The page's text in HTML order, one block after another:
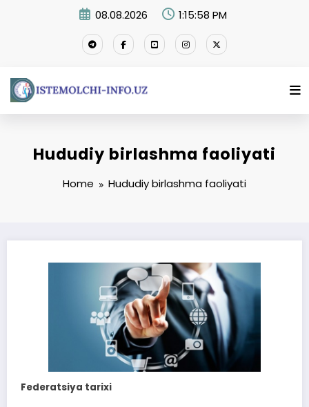
08.08.2026 1:15:58 PM
Hududiy birlashma faoliyati
Home Hududiy birlashma faoliyati
Federatsiya tarixi